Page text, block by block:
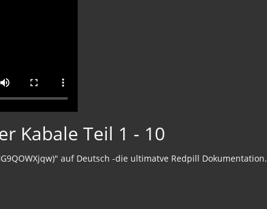
Kabale Teil 1 - 10
auf Deutsch -die ultimatve Redpill Dokumentation.